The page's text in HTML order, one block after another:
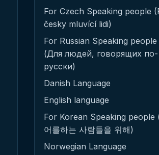
For Czech Speaking people
česky mluvící lidi)
For Russian Speaking people
(Для людей, говорящих по-
русски)
Danish Language
English language
For Korean Speaking people
어를하는 사람들을 위해)
Norwegian Language